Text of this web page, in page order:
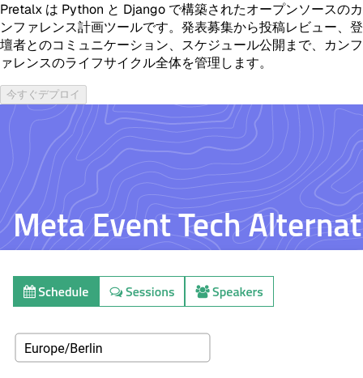
Pretalx は Python と Django で構築されたオープンソースのカ
ンファレンス計画ツールです。発表募集から投稿レビュー、登
壇者とのコミュニケーション、スケジュール公開まで、カンフ
ァレンスのライフサイクル全体を管理します。
今すぐデプロイ